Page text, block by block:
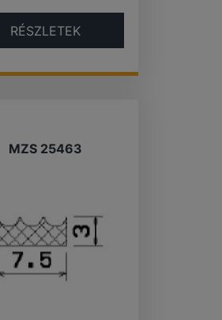
RÉSZLETEK
MZS 25463